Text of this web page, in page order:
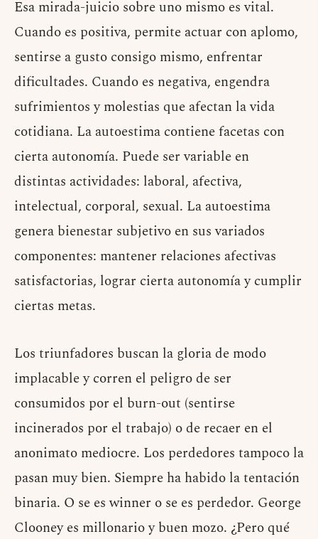
Esa mirada-juicio sobre uno mismo es vital.
Cuando es positiva, permite actuar con aplomo,
sentirse a gusto consigo mismo, enfrentar
dificultades. Cuando es negativa, engendra
sufrimientos y molestias que afectan la vida
cotidiana. La autoestima contiene facetas con
cierta autonomía. Puede ser variable en
distintas actividades: laboral, afectiva,
intelectual, corporal, sexual. La autoestima
genera bienestar subjetivo en sus variados
componentes: mantener relaciones afectivas
satisfactorias, lograr cierta autonomía y cumplir
ciertas metas.
Los triunfadores buscan la gloria de modo
implacable y corren el peligro de ser
consumidos por el burn-out (sentirse
incinerados por el trabajo) o de recaer en el
anonimato mediocre. Los perdedores tampoco la
pasan muy bien. Siempre ha habido la tentación
binaria. O se es winner o se es perdedor. George
Clooney es millonario y buen mozo. ¿Pero qué